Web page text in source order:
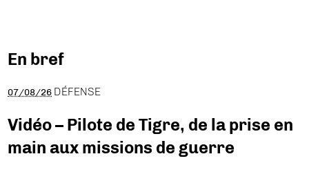
En bref
07/08/26 DÉFENSE
Vidéo – Pilote de Tigre, de la prise en
main aux missions de guerre